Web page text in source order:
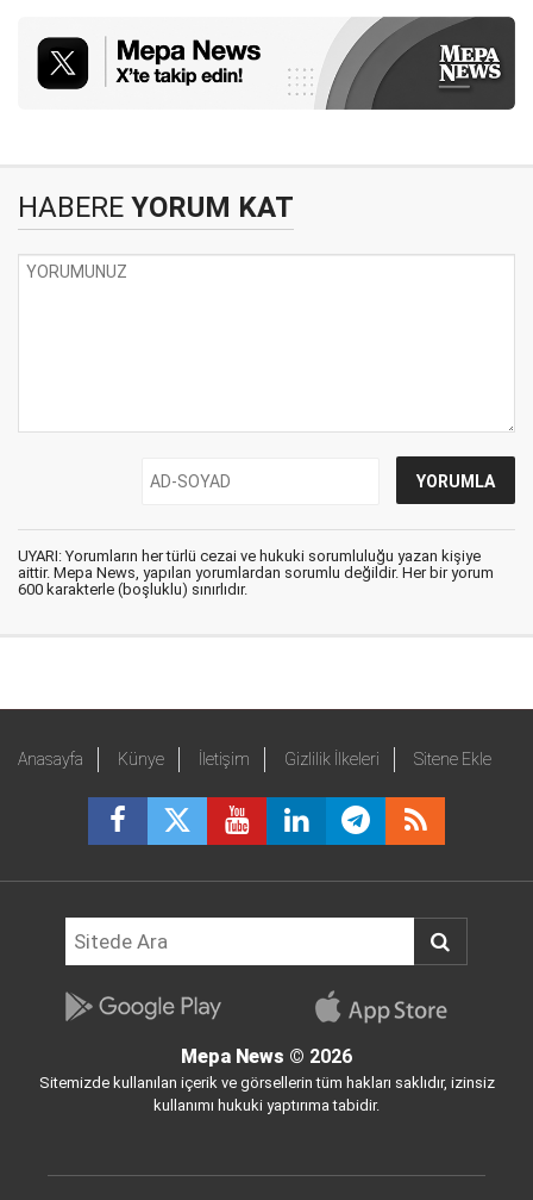
HABERE YORUM KAT
UYARI: Yorumların her türlü cezai ve hukuki sorumluluğu yazan kişiye
aittir. Mepa News, yapılan yorumlardan sorumlu değildir. Her bir yorum
600 karakterle (boşluklu) sınırlıdır.
Anasayfa Künye İletişim Gizlilik İlkeleri Sitene Ekle
Mepa News © 2026
Sitemizde kullanılan içerik ve görsellerin tüm hakları saklıdır, izinsiz
kullanımı hukuki yaptırıma tabidir.